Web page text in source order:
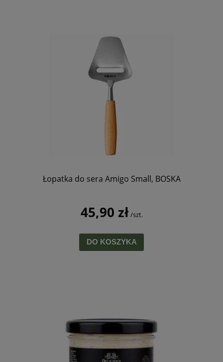
Łopatka do sera Amigo Small, BOSKA
45,90 zł/szt.
DO KOSZYKA